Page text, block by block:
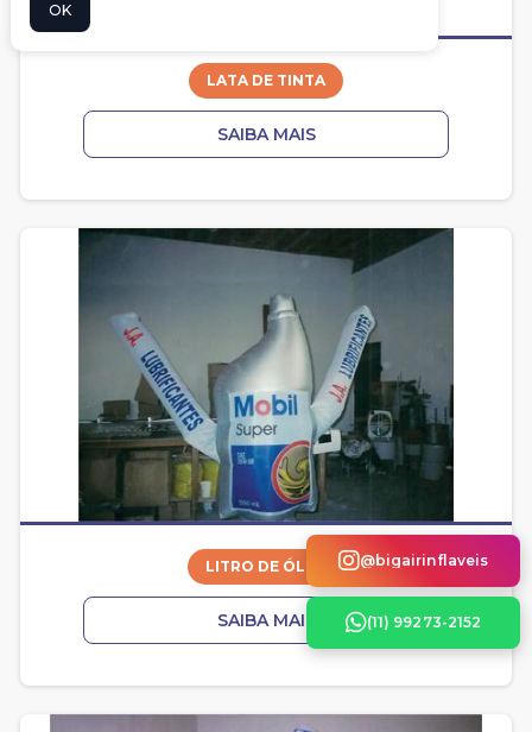
LATA DE TINTA
SAIBA MAIS
LITRO DE ÓLEO
SAIBA MAIS
@bigairinflaveis
(11) 99273-2152
OK